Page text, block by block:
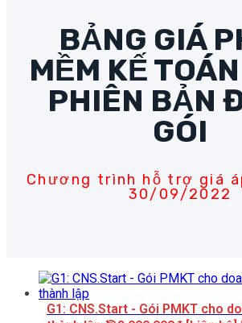
BẢNG GIÁ
MỀM KẾ
PHIÊN BẢN
GÓI
Chương trình hỗ trợ giá
30/09/2022
G1: CNS.Start - Gói PMKT cho